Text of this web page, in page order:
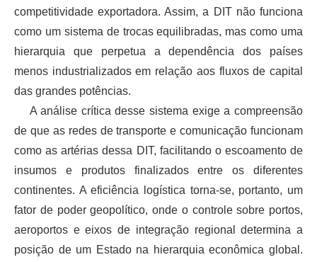
competitividade exportadora. Assim, a DIT não funciona
como um sistema de trocas equilibradas, mas como uma
hierarquia que perpetua a dependência dos países
menos industrializados em relação aos fluxos de capital
das grandes potências.
A análise crítica desse sistema exige a compreensão
de que as redes de transporte e comunicação funcionam
como as artérias dessa DIT, facilitando o escoamento de
insumos e produtos finalizados entre os diferentes
continentes. A eficiência logística torna-se, portanto, um
fator de poder geopolítico, onde o controle sobre portos,
aeroportos e eixos de integração regional determina a
posição de um Estado na hierarquia econômica global.